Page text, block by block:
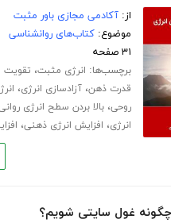
از:آکادمی مجازی باور مثبت
موضوع:کتاب‌های روانشناسی
۳۱ صفحه
برچسب‌ها: انرژی مثبت، تقویت
قدرت ذهن،آزادسازی انرژی،
روحی،بالا بردن سطح انرژی
انرژی، افزایش انرژی ذهنی،
چگونه غول سایتی شویم؟